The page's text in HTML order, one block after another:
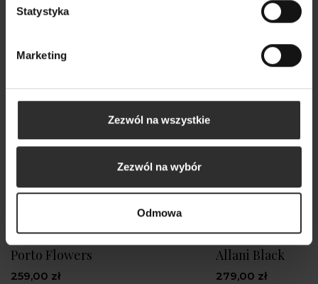
Statystyka
Marketing
Zezwól na wszystkie
Zezwól na wybór
Odmowa
Koszula Damska ze stójką i
falbanami w kwiatowy wzór
Porto Flowers
259,00 zł
rękawem i
Allani Black
279,00 zł